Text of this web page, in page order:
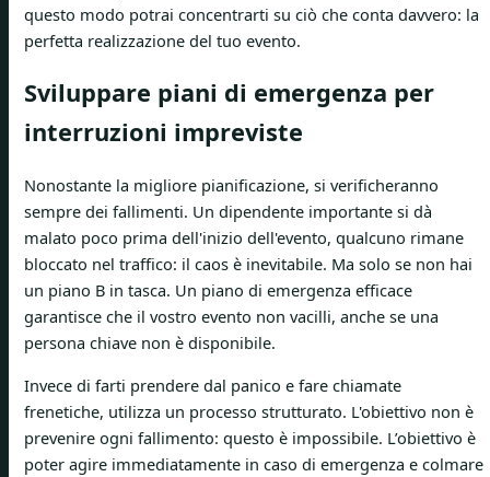
questo modo potrai concentrarti su ciò che conta davvero: la
perfetta realizzazione del tuo evento.
Sviluppare piani di emergenza per
interruzioni impreviste
Nonostante la migliore pianificazione, si verificheranno
sempre dei fallimenti. Un dipendente importante si dà
malato poco prima dell'inizio dell'evento, qualcuno rimane
bloccato nel traffico: il caos è inevitabile. Ma solo se non hai
un piano B in tasca. Un piano di emergenza efficace
garantisce che il vostro evento non vacilli, anche se una
persona chiave non è disponibile.
Invece di farti prendere dal panico e fare chiamate
frenetiche, utilizza un processo strutturato. L'obiettivo non è
prevenire ogni fallimento: questo è impossibile. L’obiettivo è
poter agire immediatamente in caso di emergenza e colmare